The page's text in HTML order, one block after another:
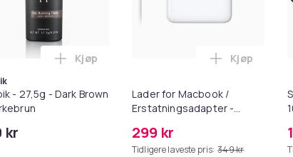
Scalp & Controls Excess Oil i handlekurven
Xiaomi Roborock S5 Max/S6 Pure/S6 MAXV/S50/
- 27,5g - Dark Brown
kr
Legg Toppik - 27,5g - Dark Brown -
Kjøp
Lader for Macbook /
Erstatningsadapter -
299 kr
Tidligere laveste pris: 349 kr
Legg Lader
Kjøp